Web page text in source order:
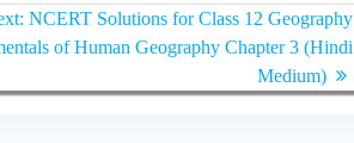
Next
post:
NCERT Solutions for Class 12 Geography
of Human Geography Chapter 3 (Hindi
Medium)